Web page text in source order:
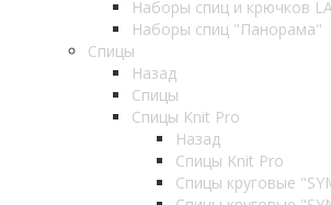
Наборы спиц и крючков
Наборы спиц "Панорама"
Спицы
Назад
Спицы
Спицы Knit Pro
Назад
Спицы Knit Pro
Спицы круговые